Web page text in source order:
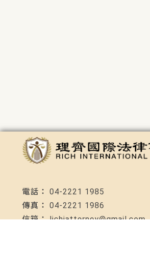
04-2221 1985
04-2221 1986
lichiattorney@gmail.com